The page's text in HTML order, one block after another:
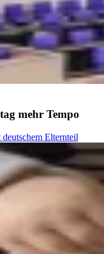
mehr Tempo
Elternteil